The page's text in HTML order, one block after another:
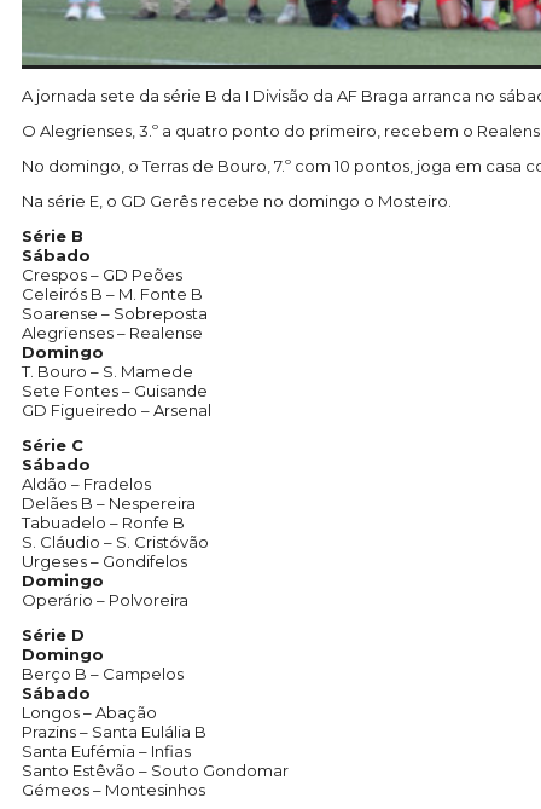
A jornada sete da série B da I Divisão da AF Braga arranca no
O Alegrienses, 3.º a quatro ponto do primeiro, recebem o
No domingo, o Terras de Bouro, 7.º com 10 pontos, joga em casa
Na série E, o GD Gerês recebe no domingo o Mosteiro.
Série B
Sábado
Crespos – GD Peões
Celeirós B – M. Fonte B
Soarense – Sobreposta
Alegrienses – Realense
Domingo
T. Bouro – S. Mamede
Sete Fontes – Guisande
GD Figueiredo – Arsenal
Série C
Sábado
Aldão – Fradelos
Delães B – Nespereira
Tabuadelo – Ronfe B
S. Cláudio – S. Cristóvão
Urgeses – Gondifelos
Domingo
Operário – Polvoreira
Série D
Domingo
Berço B – Campelos
Sábado
Longos – Abação
Prazins – Santa Eulália B
Santa Eufémia – Infias
Santo Estêvão – Souto Gondomar
Gémeos – Montesinhos